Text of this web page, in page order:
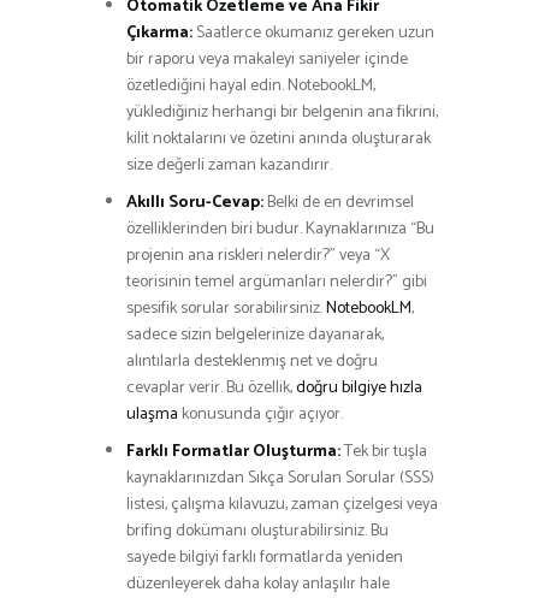
Otomatik Özetleme ve Ana Fikir
Çıkarma:Saatlerce okumanız gereken uzun
bir raporu veya makaleyi saniyeler içinde
özetlediğini hayal edin. NotebookLM,
yüklediğiniz herhangi bir belgenin ana fikrini,
kilit noktalarını ve özetini anında oluşturarak
size değerli zaman kazandırır.
Akıllı Soru-Cevap:Belki de en devrimsel
özelliklerinden biri budur. Kaynaklarınıza “Bu
projenin ana riskleri nelerdir?” veya “X
teorisinin temel argümanları nelerdir?” gibi
spesifik sorular sorabilirsiniz.NotebookLM,
sadece sizin belgelerinize dayanarak,
alıntılarla desteklenmiş net ve doğru
cevaplar verir. Bu özellik,doğru bilgiye hızla
ulaşma konusunda çığır açıyor.
Farklı Formatlar Oluşturma:Tek bir tuşla
kaynaklarınızdan Sıkça Sorulan Sorular (SSS)
listesi, çalışma kılavuzu, zaman çizelgesi veya
brifing dokümanı oluşturabilirsiniz. Bu
sayede bilgiyi farklı formatlarda yeniden
düzenleyerek daha kolay anlaşılır hale